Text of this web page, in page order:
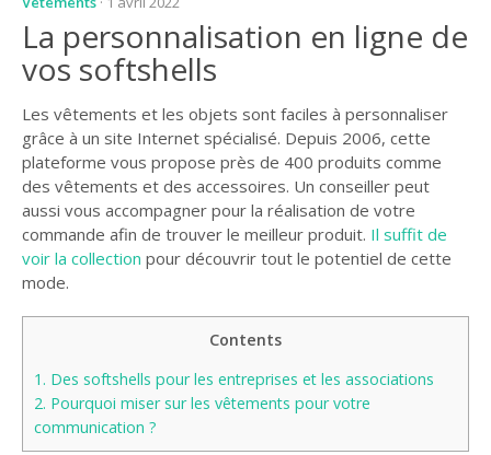
La personnalisation en ligne de
vos softshells
Les vêtements et les objets sont faciles à personnaliser
grâce à un site Internet spécialisé. Depuis 2006, cette
plateforme vous propose près de 400 produits comme
des vêtements et des accessoires. Un conseiller peut
aussi vous accompagner pour la réalisation de votre
commande afin de trouver le meilleur produit. Il suffit de
voir la collection pour découvrir tout le potentiel de cette
mode.
Contents
1. Des softshells pour les entreprises et les associations
2. Pourquoi miser sur les vêtements pour votre
communication ?